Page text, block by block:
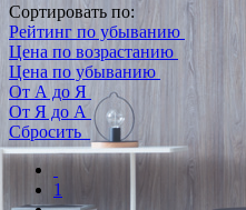
Сортировать по:
Рейтинг по убыванию
Цена по возрастанию
Цена по убыванию
От А до Я
От Я до А
Сбросить
1